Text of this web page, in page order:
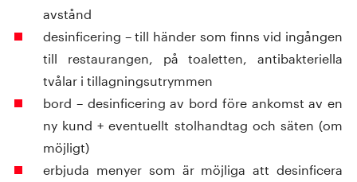
avstånd
desinficering – till händer som finns vid ingången
till restaurangen, på toaletten, antibakteriella
tvålar i tillagningsutrymmen
bord – desinficering av bord före ankomst av en
ny kund + eventuellt stolhandtag och säten (om
möjligt)
erbjuda menyer som är möjliga att desinficera